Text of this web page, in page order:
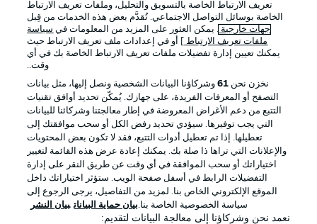
الإعلانات الإخطارات القانونية
شروط الاستخدام الوظائف
جهة النشر تواصل معنا
اللاعبون
تعريف الارتباط الخاصة بالتسويق والتحليل، وملفات تعريف الارتباط
الخاصة بوسائل التواصل الاجتماعي. تُقدَّم بعض هذه الخدمات من قِبل
جهات خارجية . يمكن العثور على المزيد من المعلومات في سياسة
ملفات تعريف الارتباط
] أو في إعدادات ملف تعريف الارتباط حيث
يمكنك تعيين إدارة تفضيلات ملفات تعريف الارتباط الخاصة بك في أي
وقت..
نخزن نحن 61وشركاؤنا البيانات الشخصية ونصل إليها، مثل بيانات
التصفح أو المعرفات الفريدة، على جهازك. يُمكّن تحديد أوافق تقنيات
التتبع من دعم الأغراض المعروضة في إطار معالجتنا وشركائنا للبيانات
التي يجب توفيرها. سيؤدي تحديد رفض الكل أو سحب موافقتك إلى
تعطيلها. إذا تم تعطيل أدوات التتبع، فقد لا تكون بعض المحتويات
والإعلانات التي تراها ذا صلة بك. يمكنك إعادة عرض هذه القائمة لتغيير
اختياراتك أو سحب الموافقة في أي وقت عن طريق النقر على إدارة
التفضيلات الرابط في أسفل صفحة الويب. ستؤثر اختياراتك داخل
الموقع الإلكتروني الخاص بنا. لمزيد من التفاصيل، يرجى الرجوع إلى
سياسة الخصوصية الخاصة بنا.بيان حماية البيانات بيان النشر
نعمد نحن وشركاؤنا إلى معالجة البيانات لتقديم: